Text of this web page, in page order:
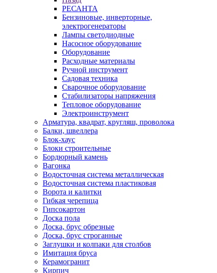
РЕСАНТА
Бензиновые, инверторные,
электрогенераторы
Лампы светодиодные
Насосное оборудование
Оборудование
Расходные материалы
Ручной инструмент
Садовая техника
Сварочное оборудование
Стабилизаторы напряжения
Тепловое оборудование
Электроинструмент
Арматура, квадрат, кругляш, проволока
Балки, швеллера
Блок-хаус
Блоки строительные
Бордюрный камень
Вагонка
Водосточная система металлическая
Водосточная система пластиковая
Ворота и калитки
Гибкая черепица
Гипсокартон
Доска пола
Доска, брус обрезные
Доска, брус строганные
Заглушки и колпаки для столбов
Имитация бруса
Керамогранит
Кирпич